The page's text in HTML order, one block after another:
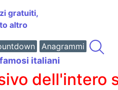
gratuiti,
altro
Anagrammi
italiani
dell'intero